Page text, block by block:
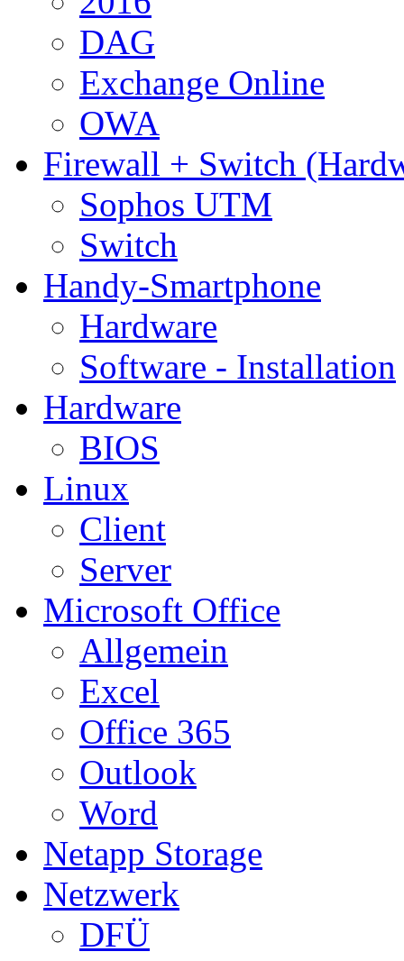
DAG
Exchange Online
OWA
Firewall + Switch
Sophos UTM
Switch
Handy-Smartphone
Hardware
Software - Installation
Hardware
BIOS
Linux
Client
Server
Microsoft Office
Allgemein
Excel
Office 365
Outlook
Word
Netapp Storage
Netzwerk
DFÜ